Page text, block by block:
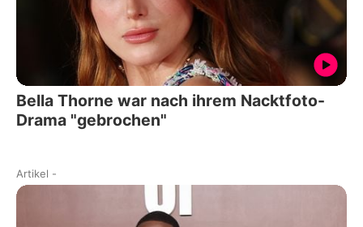
Bella Thorne war nach ihrem Nacktfoto-
Drama "gebrochen"
Artikel -